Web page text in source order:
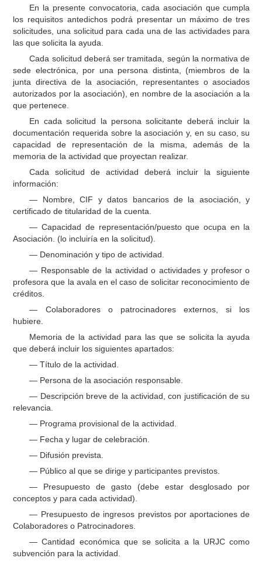
En la presente convocatoria, cada asociación que cumpla
los requisitos antedichos podrá presentar un máximo de tres
solicitudes, una solicitud para cada una de las actividades para
las que solicita la ayuda.
Cada solicitud deberá ser tramitada, según la normativa de
sede electrónica, por una persona distinta, (miembros de la
junta directiva de la asociación, representantes o asociados
autorizados por la asociación), en nombre de la asociación a la
que pertenece.
En cada solicitud la persona solicitante deberá incluir la
documentación requerida sobre la asociación y, en su caso, su
capacidad de representación de la misma, además de la
memoria de la actividad que proyectan realizar.
Cada solicitud de actividad deberá incluir la siguiente
información:
— Nombre, CIF y datos bancarios de la asociación, y
certificado de titularidad de la cuenta.
— Capacidad de representación/puesto que ocupa en la
Asociación. (lo incluiría en la solicitud).
— Denominación y tipo de actividad.
— Responsable de la actividad o actividades y profesor o
profesora que la avala en el caso de solicitar reconocimiento de
créditos.
— Colaboradores o patrocinadores externos, si los
hubiere.
Memoria de la actividad para las que se solicita la ayuda
que deberá incluir los siguientes apartados:
— Título de la actividad.
— Persona de la asociación responsable.
— Descripción breve de la actividad, con justificación de su
relevancia.
— Programa provisional de la actividad.
— Fecha y lugar de celebración.
— Difusión prevista.
— Público al que se dirige y participantes previstos.
— Presupuesto de gasto (debe estar desglosado por
conceptos y para cada actividad).
— Presupuesto de ingresos previstos por aportaciones de
Colaboradores o Patrocinadores.
— Cantidad económica que se solicita a la URJC como
subvención para la actividad.